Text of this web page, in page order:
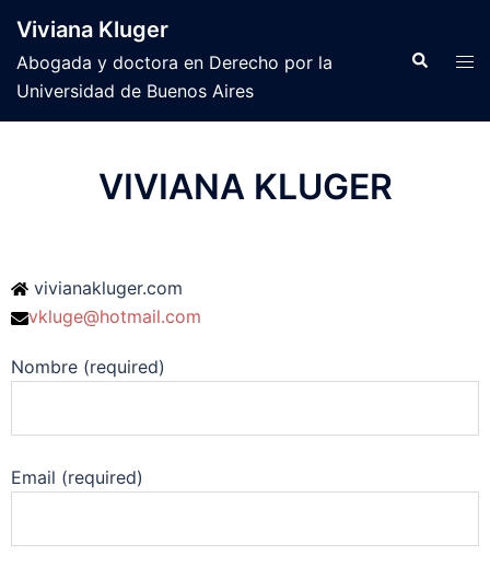
Viviana Kluger
Abogada y doctora en Derecho por la
Universidad de Buenos Aires
VIVIANA KLUGER
vivianakluger.com
vkluge@hotmail.com
Nombre (required)
Email (required)